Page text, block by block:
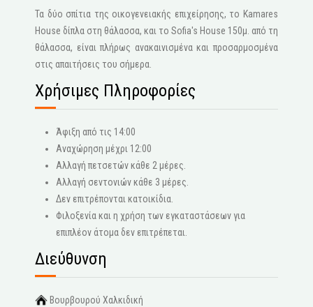
Τα δύο σπίτια της οικογενειακής επιχείρησης, το Kamares
House δίπλα στη θάλασσα, και το Sofia's House 150μ. από τη
θάλασσα, είναι πλήρως ανακαινισμένα και προσαρμοσμένα
στις απαιτήσεις του σήμερα.
Χρήσιμες Πληροφορίες
Άφιξη από τις 14:00
Αναχώρηση μέχρι 12:00
Αλλαγή πετσετών κάθε 2 μέρες.
Αλλαγή σεντονιών κάθε 3 μέρες.
Δεν επιτρέπονται κατοικίδια.
Φιλοξενία και η χρήση των εγκαταστάσεων για
επιπλέον άτομα δεν επιτρέπεται.
Διεύθυνση
Βουρβουρού Χαλκιδική